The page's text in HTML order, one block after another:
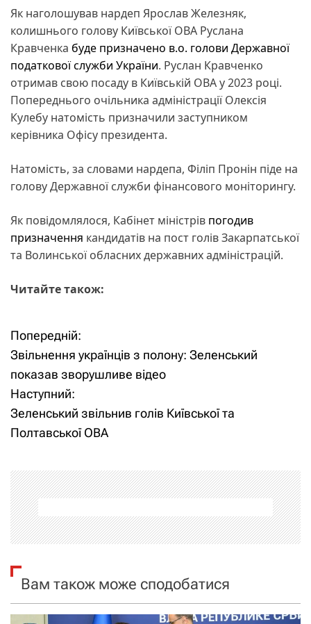
Як наголошував нардеп Ярослав Железняк,
колишнього голову Київської ОВА Руслана
Кравченка буде призначено в.о. голови Державної
податкової служби України. Руслан Кравченко
отримав свою посаду в Київській ОВА у 2023 році.
Попереднього очільника адміністрації Олексія
Кулебу натомість призначили заступником
керівника Офісу президента.
Натомість, за словами нардепа, Філіп Пронін піде на
голову Державної служби фінансового моніторингу.
Як повідомлялося, Кабінет міністрів погодив
призначення кандидатів на пост голів Закарпатської
та Волинської обласних державних адміністрацій.
Читайте також:
Н
а
в
і
а
ц
і
я
з
Попередній:
Звільнення українців з полону: Зеленський
показав зворушливе відео
Наступний:
Зеленський звільнив голів Київської та
Полтавської ОВА
Вам також може сподобатися